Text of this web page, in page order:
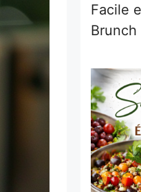
Facile
Brunch